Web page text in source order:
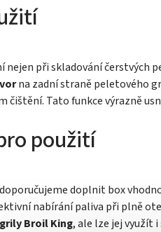
nejen při skladování čerstvých
na zadní straně peletového
čištění. Tato funkce výrazně
použití
doplnit box
nabírání paliva při plně
Broil King, ale lze jej využít